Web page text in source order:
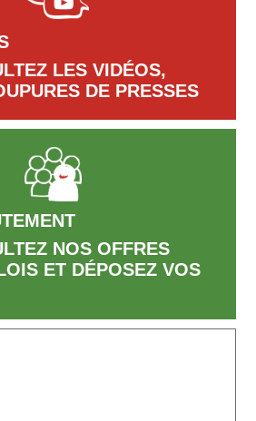
LES VIDÉOS,
DE PRESSES
NOS OFFRES
ET DÉPOSEZ VOS